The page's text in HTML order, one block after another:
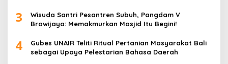
3
Wisuda Santri Pesantren Subuh, Pangdam V
Brawijaya: Memakmurkan Masjid Itu Begini!
4
Gubes UNAIR Teliti Ritual Pertanian Masyarakat Bali
sebagai Upaya Pelestarian Bahasa Daerah